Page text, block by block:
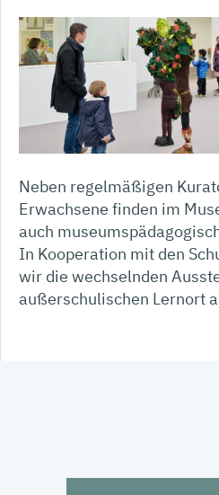
Neben regelmäßigen
Erwachsene finden im
auch
In Kooperation mit den
wir die wechselnden
außerschulischen Lernort